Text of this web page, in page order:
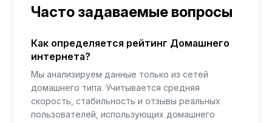
Часто задаваемые вопросы
Как определяется рейтинг Домашнего
интернета?
Мы анализируем данные только из сетей
домашнего типа. Учитывается средняя
скорость, стабильность и отзывы реальных
пользователей, использующих домашнего